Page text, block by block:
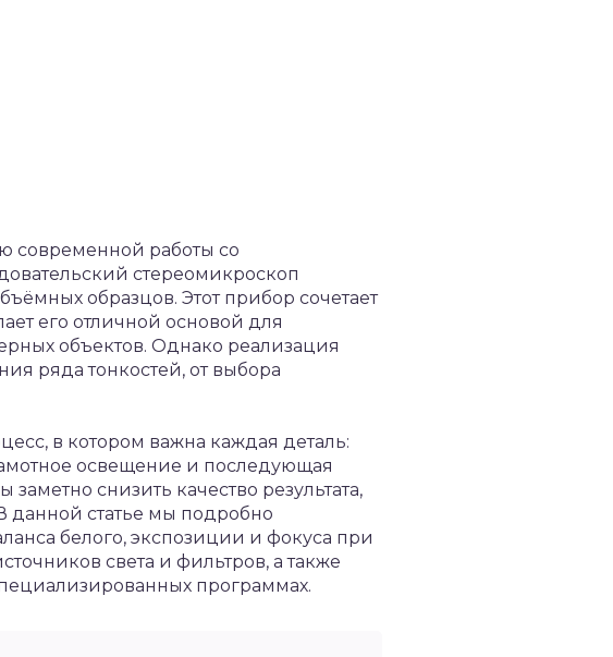
современной работы со
стереомикроскоп
образцов. Этот прибор сочетает
его отличной основой для
объектов. Однако реализация
ряда тонкостей, от выбора
в котором важна каждая деталь:
освещение и последующая
снизить качество результата,
данной статье мы подробно
белого, экспозиции и фокуса при
света и фильтров, а также
программах.